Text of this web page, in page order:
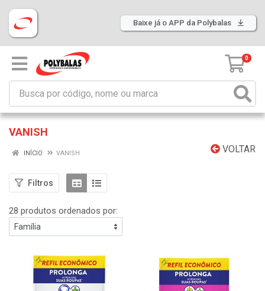
Baixe já o APP da Polybalas
0
VANISH
VOLTAR
INÍCIO VANISH
Filtros
28 produtos ordenados por: